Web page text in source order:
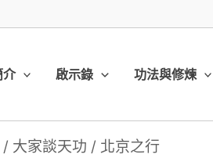
介 啟示錄 功法與修煉
/ 大家談天功 / 北京之行